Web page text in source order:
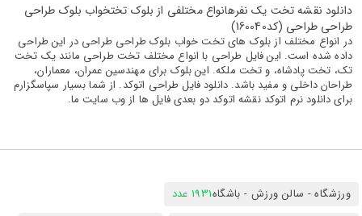
دانلود نقشه تخت یک نفرهانواع مختلفی از بلوک تختخواب بلوک طراحی
طراحی طراحی (کد160040)
در انواع مختلف از بلوک های تخت خواب بلوک طراحی طراحی در این طراحی
داده شده است. این فایل طراحی با انواع مختلف تخت طراحی مانند یک تخت
تک، تخت پادشاه، و تخت ملکه. این بلوک برای مهندسین عمران، معماران،
طراحان داخلی و مفید باشد. دانلود فایل طراحی اتوکد. از شما بسیار سپاسگزارم
برای دانلود نرم اتوکد نقشه اتوکد دو بعدی فایل ها از وب سایت ما.
ورزشگاه - سالن ورزش - باشگاه1931 عدد